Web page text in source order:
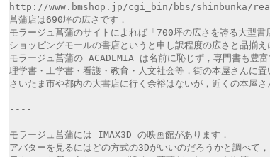
http://www.bmshop.jp/cgi_bin/bbs/shinbunka/
菖蒲店は690坪の広さです．
モラージュ菖蒲のサイトによれば「700坪の広さを誇る大型書
ショッピングモールの書店というと申し訳程度の広さと品揃え
モラージュ菖蒲の ACADEMIA は名前に恥じず，専門書も豊富
理学書・工学書・看護・教育・人文社会等，街の本屋さんに
さいたま市や都内の大書店に行く余裕はないが，近くの本屋
----
モラージュ菖蒲には IMAX3D の映画館があります．
アバターを見るにはどの方式の3Dがいいのだろうかと調べて，